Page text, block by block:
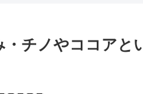
・チノやココア